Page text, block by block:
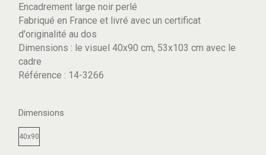
Encadrement large noir perlé
Fabriqué en France et livré avec un certificat
d'originalité au dos
Dimensions : le visuel 40x90 cm, 53x103 cm avec le
cadre
Référence : 14-3266
Dimensions
40x90